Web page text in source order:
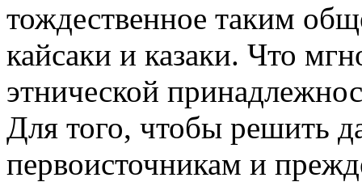
тождественное таким
кайсаки и казаки. Что
этнической
Для того, чтобы решить
первоисточникам и